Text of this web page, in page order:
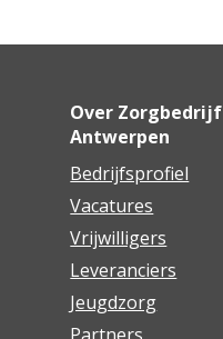
Over Zorgbedrijf
Antwerpen
Bedrijfsprofiel
Vacatures
Vrijwilligers
Leveranciers
Jeugdzorg